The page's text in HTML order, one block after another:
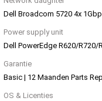
Dell Broadcom 5720 4x
Power supply unit
Dell PowerEdge R620/R720/
Garantie
Basic | 12 Maanden Parts
OS & Licenties